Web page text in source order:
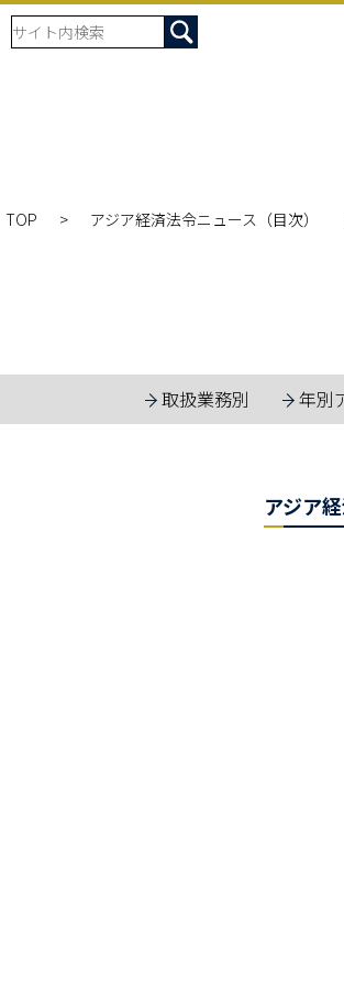
TOP アジア経済法令ニュース（目次）
取扱業務別 年別
アジア